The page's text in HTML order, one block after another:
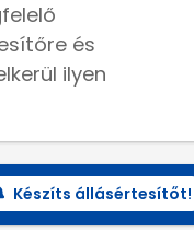
és
ilyen
Készíts állásértesítőt!